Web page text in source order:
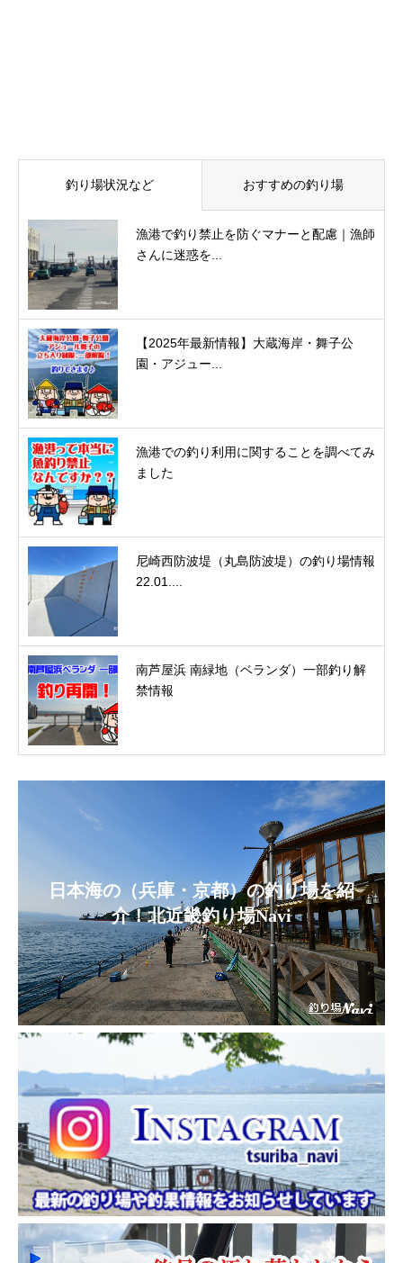
釣り場状況など おすすめの釣り場
漁港で釣り禁止を防ぐマナーと配慮｜漁師
さんに迷惑を...
【2025年最新情報】大蔵海岸・舞子公
園・アジュー...
漁港での釣り利用に関することを調べてみ
ました
尼崎西防波堤（丸島防波堤）の釣り場情報
22.01....
南芦屋浜 南緑地（ベランダ）一部釣り解
禁情報
日本海の（兵庫・京都）の釣り場を紹
介！北近畿釣り場Navi